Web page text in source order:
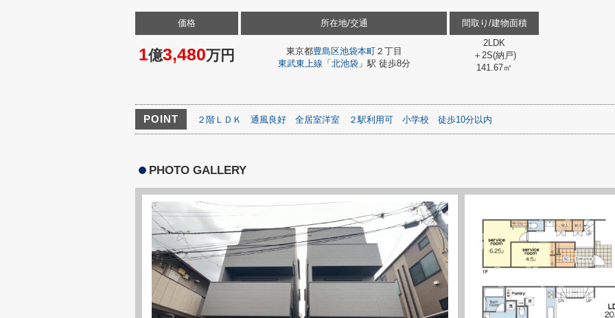
価格
1億3,480万円
所在地/交通
東京都豊島区池袋本町２丁目
東武東上線 「 北池袋」駅 徒歩8分
間取り/建物面積
2LDK
＋2S(納戸)
141.67㎡
POINT ２階ＬＤＫ 通風良好 全居室洋室 ２駅利用可 小学校 徒歩10分以内
PHOTO GALLERY